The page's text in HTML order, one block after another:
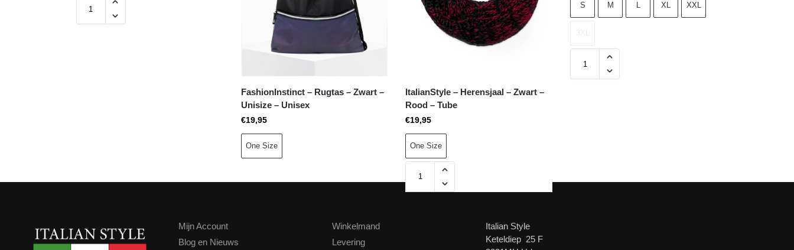
FashionInstinct – Rugtas – Zwart –
Unisize – Unisex
€19,95
One Size
ItalianStyle – Herensjaal – Zwart –
Rood – Tube
€19,95
One Size
S M L XL XXL
Mijn Account
Blog en Nieuws
Winkelmand
Levering
Italian Style
Keteldiep 25 F